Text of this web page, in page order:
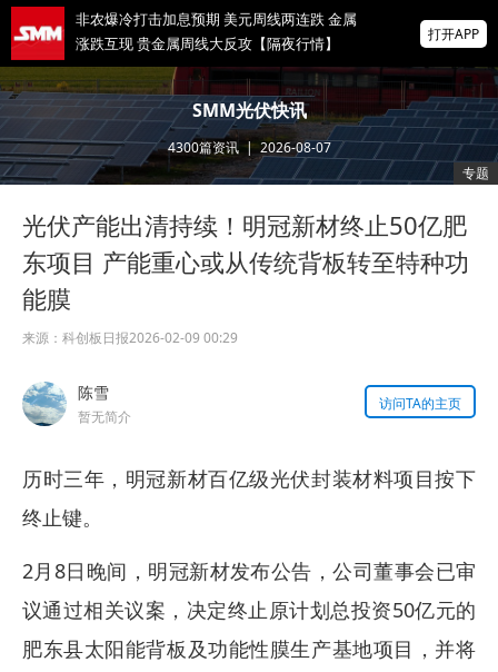
非农爆冷打击加息预期 美元周线两连跌 金属
涨跌互现 贵金属周线大反攻【隔夜行情】
2026 SMM锌业大会圆满落幕！大咖云集 共
寻锌行业破局发展新机遇
美国拟投30亿美元扶持关键矿产
掌上有色
打开APP
SMM光伏快讯
4300篇资讯| 2026-08-07
专题
光伏产能出清持续！明冠新材终止50亿肥
东项目 产能重心或从传统背板转至特种功
能膜
来源： 科创板日报2026-02-09 00:29
陈雪
暂无简介
访问TA的主页
历时三年，明冠新材百亿级光伏封装材料项目按下
终止键。
2月8日晚间，明冠新材发布公告，公司董事会已审
议通过相关议案，决定终止原计划总投资50亿元的
肥东县太阳能背板及功能性膜生产基地项目，并将